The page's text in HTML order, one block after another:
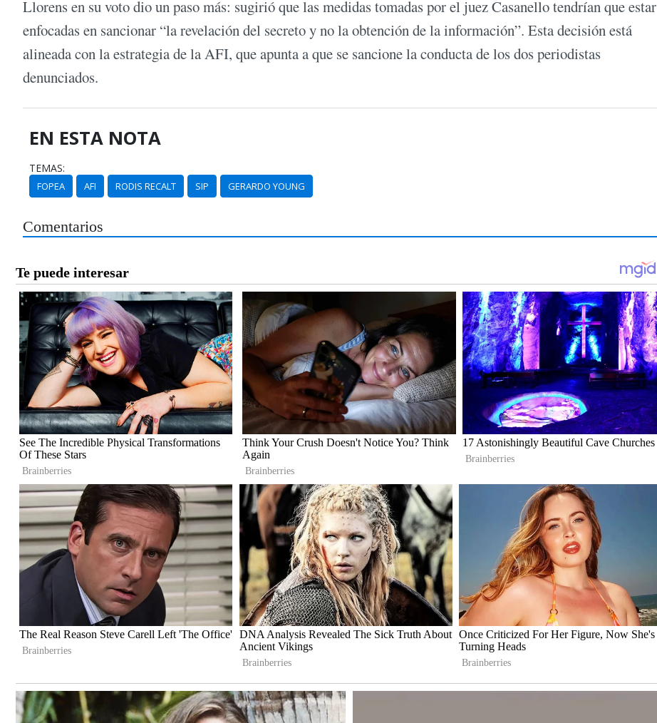
Llorens en su voto dio un paso más: sugirió que las medidas tomadas por el juez Casanello tendrían que estar
enfocadas en sancionar “la revelación del secreto y no la obtención de la información”. Esta decisión está
alineada con la estrategia de la AFI, que apunta a que se sancione la conducta de los dos periodistas
denunciados.
EN ESTA NOTA
TEMAS:
FOPEA AFI RODIS RECALT SIP GERARDO YOUNG
Comentarios